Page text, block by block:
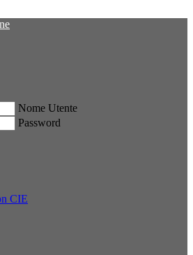
Nome Utente
Password
CIE